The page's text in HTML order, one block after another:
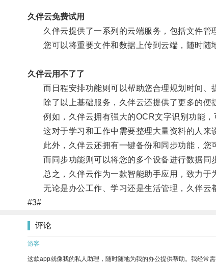
久伴云免费试用
久伴云提供了一系列的云端服务，包括文件管
您可以将重要文件和数据上传到云端，随时随
久伴云用不了了
而日程安排功能则可以帮助您合理规划时间、
除了以上基础服务，久伴云还提供了更多的便
例如，久伴云拥有强大的OCR文字识别功能，
这对于学习和工作中需要整理大量资料的人来
此外，久伴云还拥有一键备份和同步功能，您
而同步功能则可以将您的多个设备进行数据同
总之，久伴云作为一款智能助手应用，致力于
无论是办公工作、学习还是生活管理，久伴云
#3#
评论
游客
这款app就像我的私人助理，随时随地为我的办公提供帮助。我经常